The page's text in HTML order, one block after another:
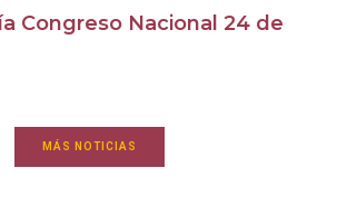
Congreso Nacional 24 de
MÁS NOTICIAS